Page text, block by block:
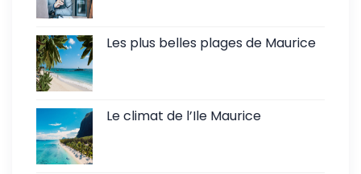
Les plus belles plages de Maurice
Le climat de l’Ile Maurice